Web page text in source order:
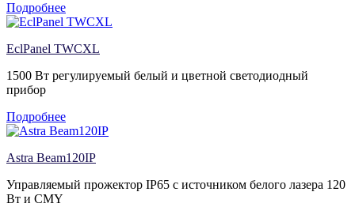
Подробнее
EclPanel TWCXL
1500 Вт регулируемый белый и цветной светодиодный
прибор
Подробнее
Astra Beam120IP
Управляемый прожектор IP65 с источником белого лазера 120
Вт и CMY